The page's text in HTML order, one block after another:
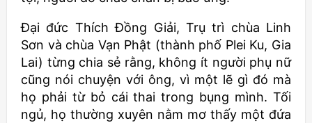
Đại đức Thích Đồng Giải, Trụ trì chùa Linh
Sơn và chùa Vạn Phật (thành phố Plei Ku, Gia
Lai) từng chia sẻ rằng, không ít người phụ nữ
cũng nói chuyện với ông, vì một lẽ gì đó mà
họ phải từ bỏ cái thai trong bụng mình. Tối
ngủ, họ thường xuyên nằm mơ thấy một đứa